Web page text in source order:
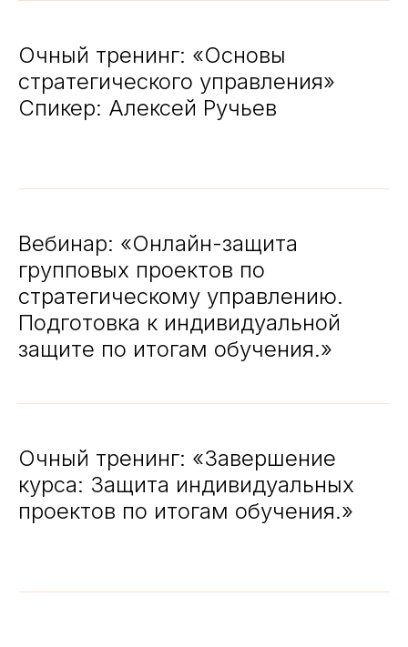
Очный тренинг: «Основы
стратегического управления»
Спикер: Алексей Ручьев
Вебинар: «Онлайн-защита
групповых проектов по
стратегическому управлению.
Подготовка к индивидуальной
защите по итогам обучения.»
Очный тренинг: «Завершение
курса: Защита индивидуальных
проектов по итогам обучения.»